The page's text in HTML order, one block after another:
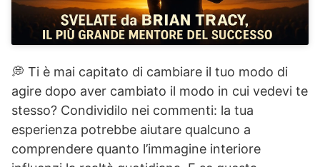
💭 Ti è mai capitato di cambiare il tuo modo di
agire dopo aver cambiato il modo in cui vedevi te
stesso? Condividilo nei commenti: la tua
esperienza potrebbe aiutare qualcuno a
comprendere quanto l’immagine interiore